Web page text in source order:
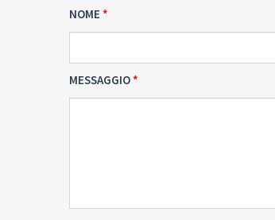
NOME
MESSAGGIO